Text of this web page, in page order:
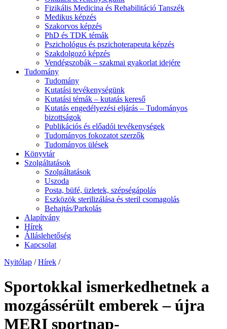
Fizikális Medicina és Rehabilitáció Tanszék
Medikus képzés
Szakorvos képzés
PhD és TDK témák
Pszichológus és pszichoterapeuta képzés
Szakdolgozó képzés
Vendégszobák – szakmai gyakorlat idejére
Tudomány
Tudomány
Kutatási tevékenységünk
Kutatási témák – kutatás kereső
Kutatás engedélyezési eljárás – Tudományos
bizottságok
Publikációs és előadói tevékenységek
Tudományos fokozatot szerzők
Tudományos ülések
Könyvtár
Szolgáltatások
Szolgáltatások
Uszoda
Posta, büfé, üzletek, szépségápolás
Eszközök sterilizálása és steril csomagolás
Behajtás/Parkolás
Alapítvány
Hírek
Álláslehetőség
Kapcsolat
Nyitólap / Hírek /
Sportokkal ismerkedhetnek a
mozgássérült emberek – újra
MERI sportnap-